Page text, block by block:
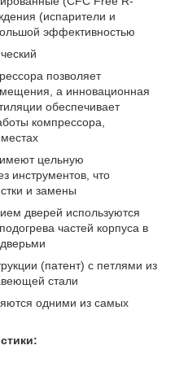
(испарители и
эффективностью
позволяет
а инновационная
обеспечивает
компрессора,
цельную
инструментов, что
и замены
дверей используются
частей корпуса в
(патент) с петлями из
стали
одними из самых